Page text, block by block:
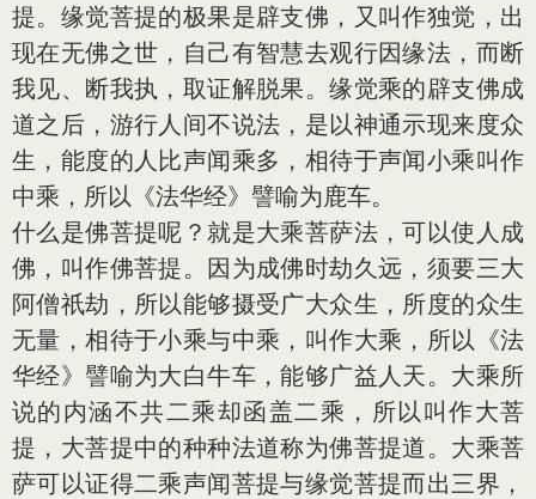
提。缘觉菩提的极果是辟支佛，又叫作独觉，出
现在无佛之世，自己有智慧去观行因缘法，而断
我见、断我执，取证解脱果。缘觉乘的辟支佛成
道之后，游行人间不说法，是以神通示现来度众
生，能度的人比声闻乘多，相待于声闻小乘叫作
中乘，所以《法华经》譬喻为鹿车。
什么是佛菩提呢？就是大乘菩萨法，可以使人成
佛，叫作佛菩提。因为成佛时劫久远，须要三大
阿僧祇劫，所以能够摄受广大众生，所度的众生
无量，相待于小乘与中乘，叫作大乘，所以《法
华经》譬喻为大白牛车，能够广益人天。大乘所
说的内涵不共二乘却函盖二乘，所以叫作大菩
提，大菩提中的种种法道称为佛菩提道。大乘菩
萨可以证得二乘声闻菩提与缘觉菩提而出三界，